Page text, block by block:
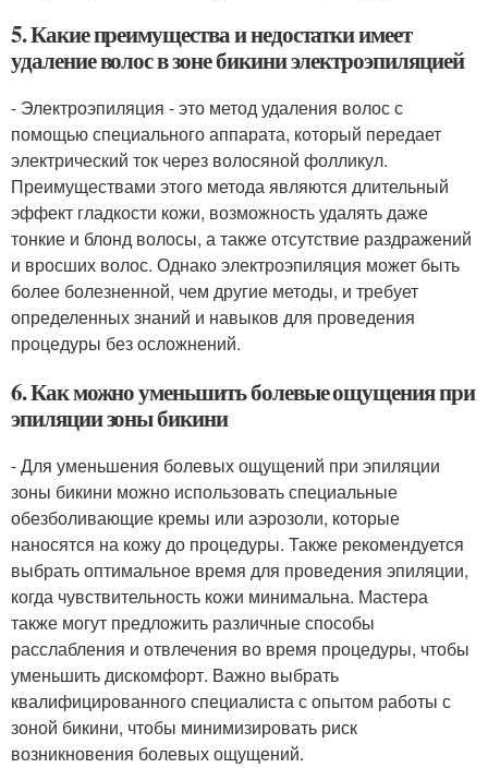
5. Какие преимущества и недостатки имеет
удаление волос в зоне бикини электроэпиляцией
- Электроэпиляция - это метод удаления волос с
помощью специального аппарата, который передает
электрический ток через волосяной фолликул.
Преимуществами этого метода являются длительный
эффект гладкости кожи, возможность удалять даже
тонкие и блонд волосы, а также отсутствие раздражений
и вросших волос. Однако электроэпиляция может быть
более болезненной, чем другие методы, и требует
определенных знаний и навыков для проведения
процедуры без осложнений.
6. Как можно уменьшить болевые ощущения при
эпиляции зоны бикини
- Для уменьшения болевых ощущений при эпиляции
зоны бикини можно использовать специальные
обезболивающие кремы или аэрозоли, которые
наносятся на кожу до процедуры. Также рекомендуется
выбрать оптимальное время для проведения эпиляции,
когда чувствительность кожи минимальна. Мастера
также могут предложить различные способы
расслабления и отвлечения во время процедуры, чтобы
уменьшить дискомфорт. Важно выбрать
квалифицированного специалиста с опытом работы с
зоной бикини, чтобы минимизировать риск
возникновения болевых ощущений.